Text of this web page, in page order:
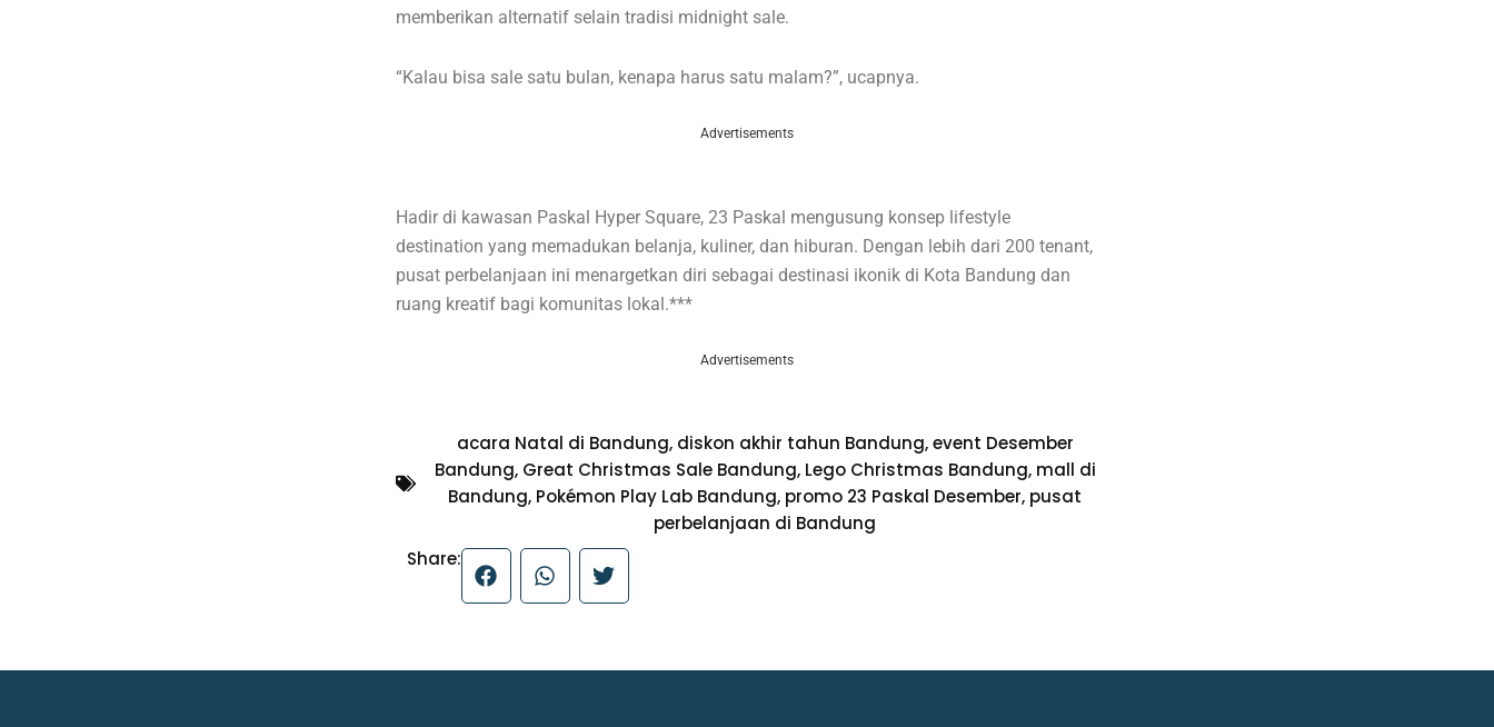
memberikan alternatif selain tradisi midnight sale.
“Kalau bisa sale satu bulan, kenapa harus satu malam?”, ucapnya.
Advertisements
Hadir di kawasan Paskal Hyper Square, 23 Paskal mengusung konsep lifestyle
destination yang memadukan belanja, kuliner, dan hiburan. Dengan lebih dari 200 tenant,
pusat perbelanjaan ini menargetkan diri sebagai destinasi ikonik di Kota Bandung dan
ruang kreatif bagi komunitas lokal.***
Advertisements
acara Natal di Bandung, diskon akhir tahun Bandung,event Desember
Bandung, Great Christmas Sale Bandung, Lego Christmas Bandung, mall di
Bandung, Pokémon Play Lab Bandung, promo 23 Paskal Desember, pusat
perbelanjaan di Bandung
Share: